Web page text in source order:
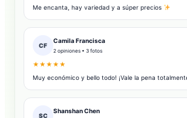
Me encanta, hay variedad y a súper precios
CF
Camila Francisca
2 opiniones • 3 fotos
★★★★★
Muy económico y bello todo! ¡Vale la pena
SC
Shanshan Chen